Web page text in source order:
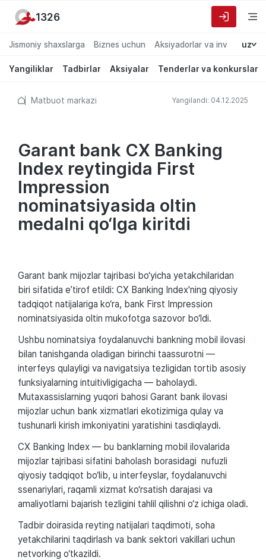
Jismoniy shaxslarga Biznes uchun Aksiyadorlar va investorlarga
uz
Yangiliklar Tadbirlar Aksiyalar Tenderlar va konkurslar
1326
Matbuot markazi Yangilandi: 04.12.2025
Garant bank CX Banking
Index reytingida First
Impression
nominatsiyasida oltin
medalni qo‘lga kiritdi
Garant bank mijozlar tajribasi bo‘yicha yetakchilaridan
biri sifatida e’tirof etildi: CX Banking Index'ning qiyosiy
tadqiqot natijalariga ko‘ra, bank First Impression
nominatsiyasida oltin mukofotga sazovor bo‘ldi.
Ushbu nominatsiya foydalanuvchi bankning mobil ilovasi
bilan tanishganda oladigan birinchi taassurotni —
interfeys qulayligi va navigatsiya tezligidan tortib asosiy
funksiyalarning intuitivligigacha — baholaydi.
Mutaxassislarning yuqori bahosi Garant bank ilovasi
mijozlar uchun bank xizmatlari ekotizimiga qulay va
tushunarli kirish imkoniyatini yaratishini tasdiqlaydi.
CX Banking Index — bu banklarning mobil ilovalarida
mijozlar tajribasi sifatini baholash borasidagi nufuzli
qiyosiy tadqiqot bo‘lib, u interfeyslar, foydalanuvchi
ssenariylari, raqamli xizmat ko‘rsatish darajasi va
amaliyotlarni bajarish tezligini tahlil qilishni o‘z ichiga oladi.
Tadbir doirasida reyting natijalari taqdimoti, soha
yetakchilarini taqdirlash va bank sektori vakillari uchun
netvorking o‘tkazildi.